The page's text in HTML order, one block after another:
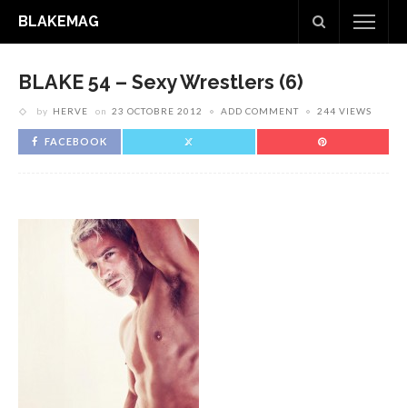
BLAKEMAG
BLAKE 54 – Sexy Wrestlers (6)
by HERVE on 23 OCTOBRE 2012 ADD COMMENT 244 VIEWS
FACEBOOK